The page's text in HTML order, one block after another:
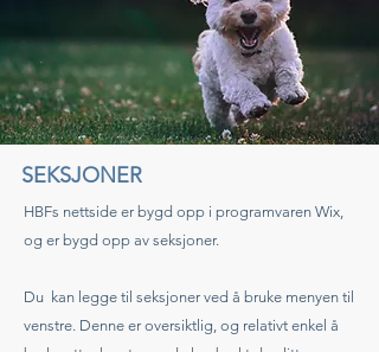
SEKSJONER
HBFs nettside er bygd opp i programvaren Wix,
og er bygd opp av seksjoner.
Du kan legge til seksjoner ved å bruke menyen til
venstre. Denne er oversiktlig, og relativt enkel å